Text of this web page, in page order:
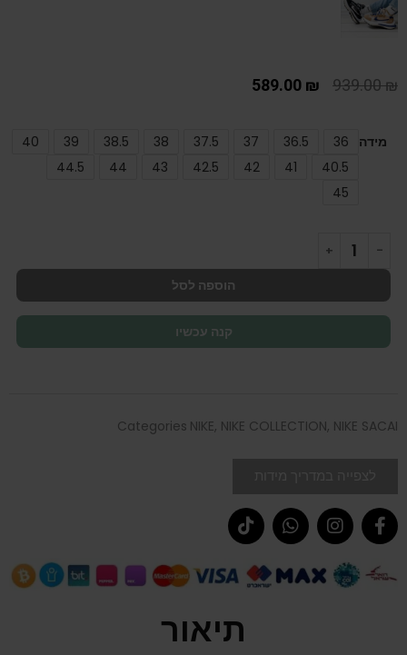
939.00₪
589.00 ₪
מידה 36
36.5
37
37.5
38
38.5
39
40
40.5
41
42
42.5
43
44
44.5
45
הוספה לסל
קנה עכשיו
Categories NIKE, NIKE COLLECTION, NIKE SACAI
תיאור